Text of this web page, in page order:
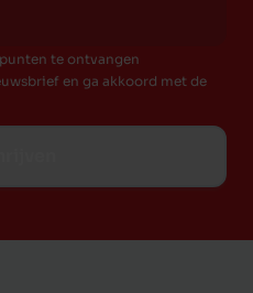
te ontvangen
en ga akkoord met de